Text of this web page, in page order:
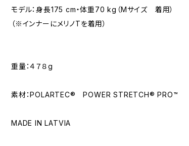
モデル：身長175 cm・体重70 kg（Mサイズ 着用）
（※インナーにメリノTを着用）
重量：４７８g
素材：POLARTEC® POWER STRETCH® PRO™
MADE IN LATVIA